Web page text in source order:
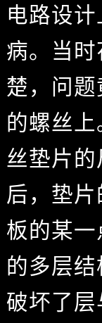
电路设
病。当
楚，问
的螺丝
丝垫片
后，垫
板的某
的多层结
破坏了